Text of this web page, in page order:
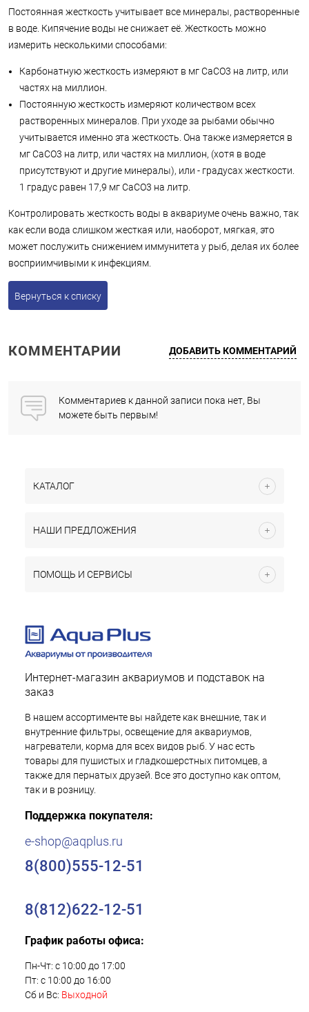
Постоянная жесткость учитывает все минералы, растворенные
в воде. Кипячение воды не снижает её. Жесткость можно
измерить несколькими способами:
Карбонатную жесткость измеряют в мг CaCO3 на литр, или
частях на миллион.
Постоянную жесткость измеряют количеством всех
растворенных минералов. При уходе за рыбами обычно
учитывается именно эта жесткость. Она также измеряется в
мг CaCO3 на литр, или частях на миллион, (хотя в воде
присутствуют и другие минералы), или - градусах жесткости.
1 градус равен 17,9 мг CaCO3 на литр.
Контролировать жесткость воды в аквариуме очень важно, так
как если вода слишком жесткая или, наоборот, мягкая, это
может послужить снижением иммунитета у рыб, делая их более
восприимчивыми к инфекциям.
Вернуться к списку
КОММЕНТАРИИ ДОБАВИТЬ КОММЕНТАРИЙ
Комментариев к данной записи пока нет, Вы
можете быть первым!
КАТАЛОГ
НАШИ ПРЕДЛОЖЕНИЯ
ПОМОЩЬ И СЕРВИСЫ
Интернет-магазин аквариумов и подставок на
заказ
В нашем ассортименте вы найдете как внешние, так и
внутренние фильтры, освещение для аквариумов,
нагреватели, корма для всех видов рыб. У нас есть
товары для пушистых и гладкошерстных питомцев, а
также для пернатых друзей. Все это доступно как оптом,
так и в розницу.
Поддержка покупателя:
e-shop@aqplus.ru
8(800)555-12-51
8(812)622-12-51
График работы офиса:
Пн-Чт: с 10:00 до 17:00
Пт: с 10:00 до 16:00
Сб и Вс: Выходной